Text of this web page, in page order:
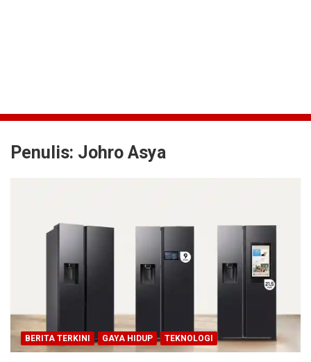
Penulis: Johro Asya
BERITA TERKINI GAYA HIDUP TEKNOLOGI